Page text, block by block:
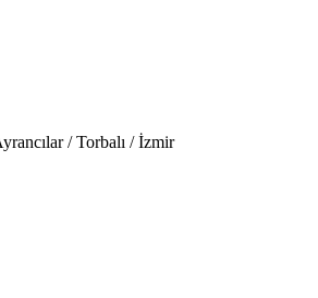
/ Torbalı / İzmir